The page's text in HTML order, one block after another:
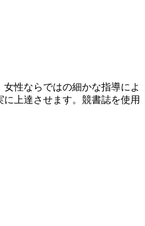
性ならではの細かな指導によ
上達させます。競書誌を使用